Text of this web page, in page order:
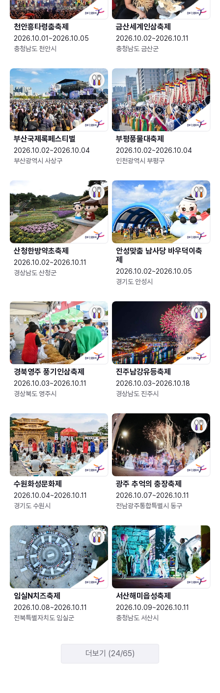
천안흥타령춤축제
2026.10.01~2026.10.05
충청남도 천안시
금산세계인삼축제
2026.10.02~2026.10.11
충청남도 금산군
부산국제록페스티벌
2026.10.02~2026.10.04
부산광역시 사상구
부평풍물대축제
2026.10.02~2026.10.04
인천광역시 부평구
산청한방약초축제
2026.10.02~2026.10.11
경상남도 산청군
안성맞춤 남사당 바우덕이축
제
2026.10.02~2026.10.05
경기도 안성시
경북영주 풍기인삼축제
2026.10.03~2026.10.11
경상북도 영주시
진주남강유등축제
2026.10.03~2026.10.18
경상남도 진주시
수원화성문화제
2026.10.04~2026.10.11
경기도 수원시
광주 추억의 충장축제
2026.10.07~2026.10.11
전남광주통합특별시 동구
임실N치즈축제
2026.10.08~2026.10.11
전북특별자치도 임실군
서산해미읍성축제
2026.10.09~2026.10.11
충청남도 서산시
더보기 (24/65)